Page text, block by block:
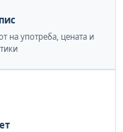
на употреба, цената и